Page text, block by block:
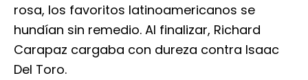
rosa, los favoritos latinoamericanos se
hundían sin remedio. Al finalizar, Richard
Carapaz cargaba con dureza contra Isaac
Del Toro.